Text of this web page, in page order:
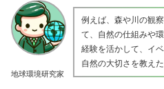
地球環境研究家
例えば、森や川の観
て、自然の仕組みや
経験を活かして、イ
自然の大切さを教え